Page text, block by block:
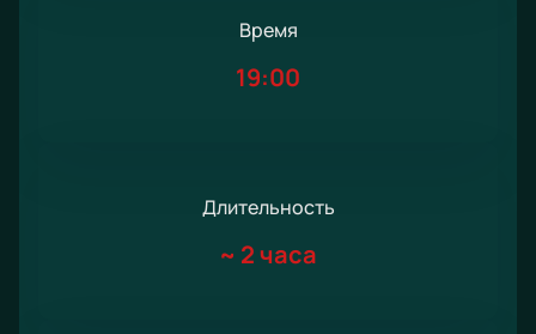
Время
19:00
Длительность
~ 2 часа